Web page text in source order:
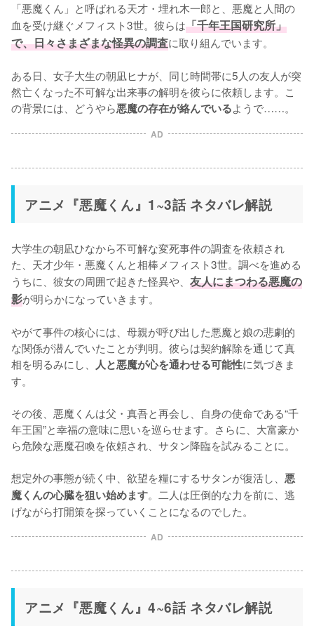
「悪魔くん」と呼ばれる天才・埋れ木一郎と、悪魔と人間の
血を受け継ぐメフィスト3世。彼らは「千年王国研究所」
で、日々さまざまな怪異の調査に取り組んでいます。
ある日、女子大生の朝凪ヒナが、同じ時間帯に5人の友人が突
然亡くなった不可解な出来事の解明を彼らに依頼します。こ
の背景には、どうやら悪魔の存在が絡んでいるようで……。
AD
アニメ『悪魔くん』1~3話 ネタバレ解説
大学生の朝凪ひなから不可解な変死事件の調査を依頼され
た、天才少年・悪魔くんと相棒メフィスト3世。調べを進める
うちに、彼女の周囲で起きた怪異や、 友人にまつわる悪魔の
影が明らかになっていきます。
やがて事件の核心には、母親が呼び出した悪魔と娘の悲劇的
な関係が潜んでいたことが判明。彼らは契約解除を通じて真
相を明るみにし、 人と悪魔が心を通わせる可能性に気づきま
す。
その後、悪魔くんは父・真吾と再会し、自身の使命である“千
年王国”と幸福の意味に思いを巡らせます。さらに、大富豪か
ら危険な悪魔召喚を依頼され、サタン降臨を試みることに。
想定外の事態が続く中、欲望を糧にするサタンが復活し、 悪
魔くんの心臓を狙い始めます。二人は圧倒的な力を前に、逃
げながら打開策を探っていくことになるのでした。
AD
アニメ『悪魔くん』4~6話 ネタバレ解説